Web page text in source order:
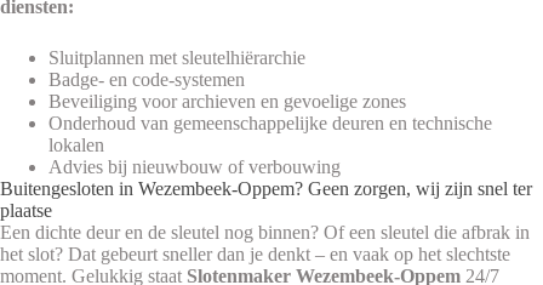
diensten:
Sluitplannen met sleutelhiërarchie
Badge- en code-systemen
Beveiliging voor archieven en gevoelige zones
Onderhoud van gemeenschappelijke deuren en technische
lokalen
Advies bij nieuwbouw of verbouwing
Buitengesloten in Wezembeek-Oppem? Geen zorgen, wij zijn snel ter
plaatse
Een dichte deur en de sleutel nog binnen? Of een sleutel die afbrak in
het slot? Dat gebeurt sneller dan je denkt – en vaak op het slechtste
moment. Gelukkig staat Slotenmaker Wezembeek-Oppem 24/7